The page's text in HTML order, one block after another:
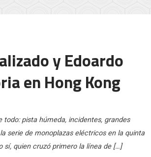
y Edoardo
en Hong Kong
pista húmeda, incidentes, grandes
serie de monoplazas eléctricos en la quinta
sí, quien cruzó primero la línea de […]